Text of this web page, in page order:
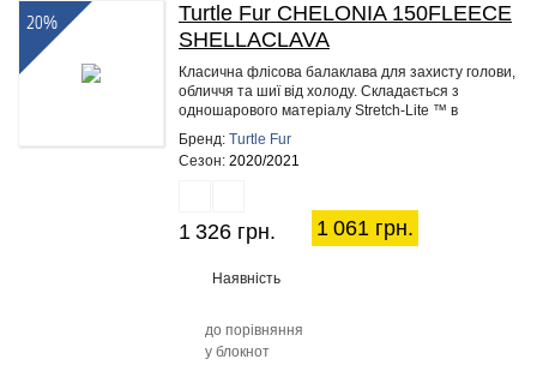
20%
Turtle Fur CHELONIA 150FLEECE
SHELLACLAVA
Класична флісова балаклава для захисту голови,
обличчя та шиї від холоду. Складається з
одношарового матеріалу Stretch-Lite ™ в
повітропроникному капюшоні і…
Бренд: Turtle Fur
Сезон: 2020/2021
1 326 грн. 1 061 грн.
Наявність
до порівняння
у блокнот